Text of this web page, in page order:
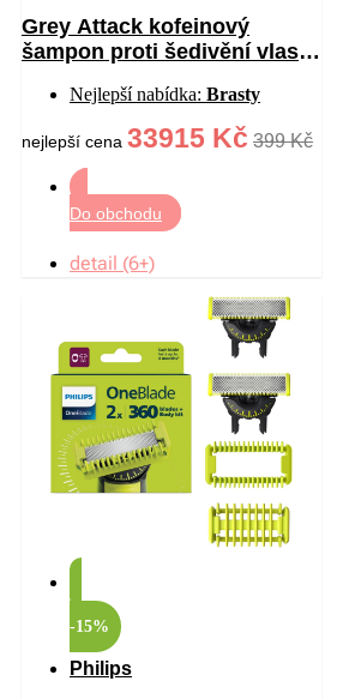
Grey Attack kofeinový
šampon proti šedivění vlasů
Nejlepší nabídka: Brasty
nejlepší cena 33915 Kč 399 Kč
Do obchodu
detail (6+)
-15%
Philips